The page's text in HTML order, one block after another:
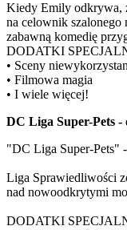
Kiedy Emily odkrywa,
na celownik szalonego
zabawną komedię
DODATKI
• Sceny
• Filmowa magia
• I wiele więcej!
DC Liga Super-Pets
"DC Liga Super-
Liga Sprawiedliwości
nad nowoodkrytymi
DODATKI